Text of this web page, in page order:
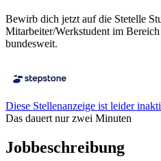
Bewirb dich jetzt auf die Stetelle
Mitarbeiter/Werkstudent im
bundesweit.
Diese Stellenanzeige ist leider
Das dauert nur zwei Minuten
Jobbeschreibung